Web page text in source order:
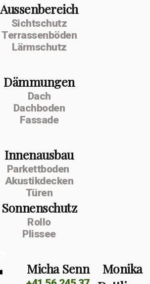
Aussenbereich
Sichtschutz
Terrassenböden
Lärmschutz
Dämmungen
Dach
Dachboden
Fassade
Innenausbau
Parkettboden
Akustikdecken
Türen
Sonnenschutz
Rollo
Plissee
Micha Senn
Monika